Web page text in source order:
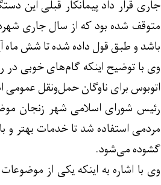
جاری قرار داد پیمانکار قبلی این
متوقف شده بود که از سال جاری
باشد و طبق قول داده شده تا شش ماه
وی با توضیح اینکه گام‌های خوبی
اتوبوس برای ناوگان حمل‌ونقل
رئیس شورای اسلامی شهر زنجان
مردمی استفاده شد تا خدمات بهتر و
گشوده می‌شود.
وی با اشاره به اینکه یکی از